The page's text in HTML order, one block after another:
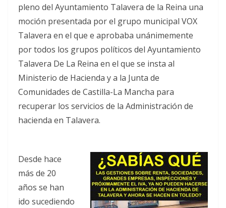
pleno del Ayuntamiento Talavera de la Reina una
moción presentada por el grupo municipal VOX
Talavera en el que e aprobaba unánimemente
por todos los grupos políticos del Ayuntamiento
Talavera De La Reina en el que se insta al
Ministerio de Hacienda y a la Junta de
Comunidades de Castilla-La Mancha para
recuperar los servicios de la Administración de
hacienda en Talavera.
Desde hace
más de 20
años se han
ido sucediendo